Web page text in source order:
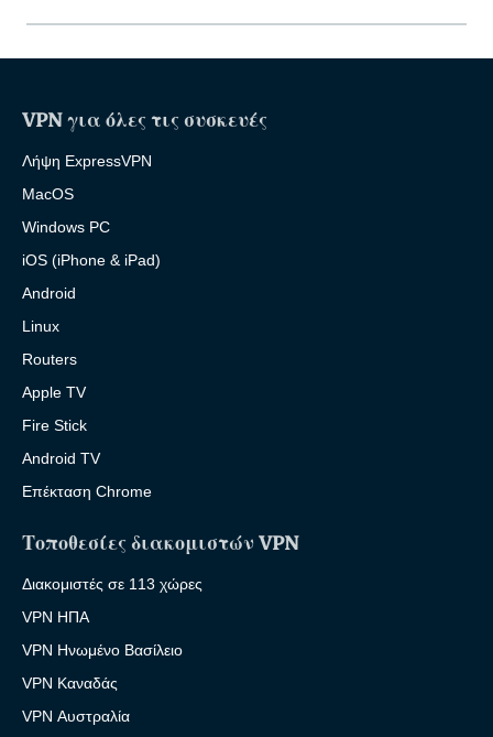
VPN για όλες τις συσκευές
Λήψη ExpressVPN
MacOS
Windows PC
iOS (iPhone & iPad)
Android
Linux
Routers
Apple TV
Fire Stick
Android TV
Επέκταση Chrome
Τοποθεσίες διακομιστών VPN
Διακομιστές σε 113 χώρες
VPN ΗΠΑ
VPN Ηνωμένο Βασίλειο
VPN Καναδάς
VPN Αυστραλία